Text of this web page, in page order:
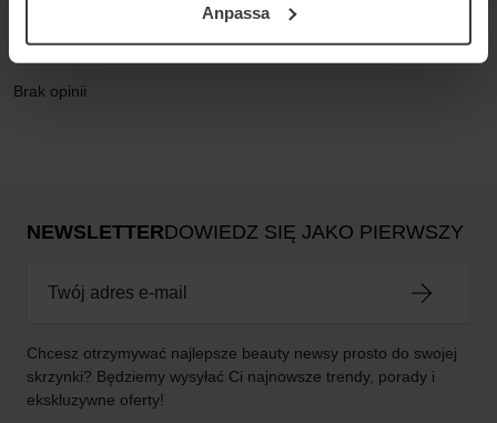
samt vår Integritetspolicy.Anpassa
Pytania i odpowiedzi (0)
Brak opinii
NEWSLETTERDOWIEDZ SIĘ JAKO PIERWSZY
Chcesz otrzymywać najlepsze beauty newsy prosto do swojej
skrzynki? Będziemy wysyłać Ci najnowsze trendy, porady i
ekskluzywne oferty!